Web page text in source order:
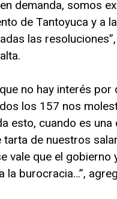
demanda, somos
de Tantoyuca y a
las
no hay interés
los 157 nos
esto, cuando es una
tarta de nuestros
vale que el gobierno
la burocracia…”,